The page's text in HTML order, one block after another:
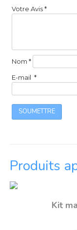
Votre Avis*
Nom*
E-mail*
Produits
Kit